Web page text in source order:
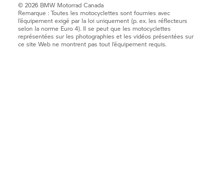
© 2026 BMW Motorrad Canada
Remarque : Toutes les motocyclettes sont fournies avec
l’équipement exigé par la loi uniquement (p. ex. les réflecteurs
selon la norme Euro 4). Il se peut que les motocyclettes
représentées sur les photographies et les vidéos présentées sur
ce site Web ne montrent pas tout l’équipement requis.